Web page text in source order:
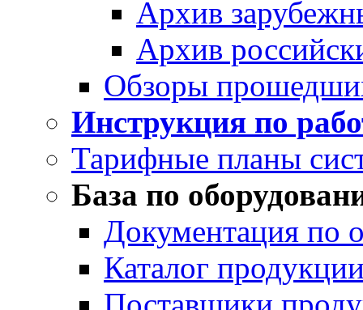
Архив
Архив
Обзоры
Инструкция по
Тарифные планы
База по
Документация по
Каталог